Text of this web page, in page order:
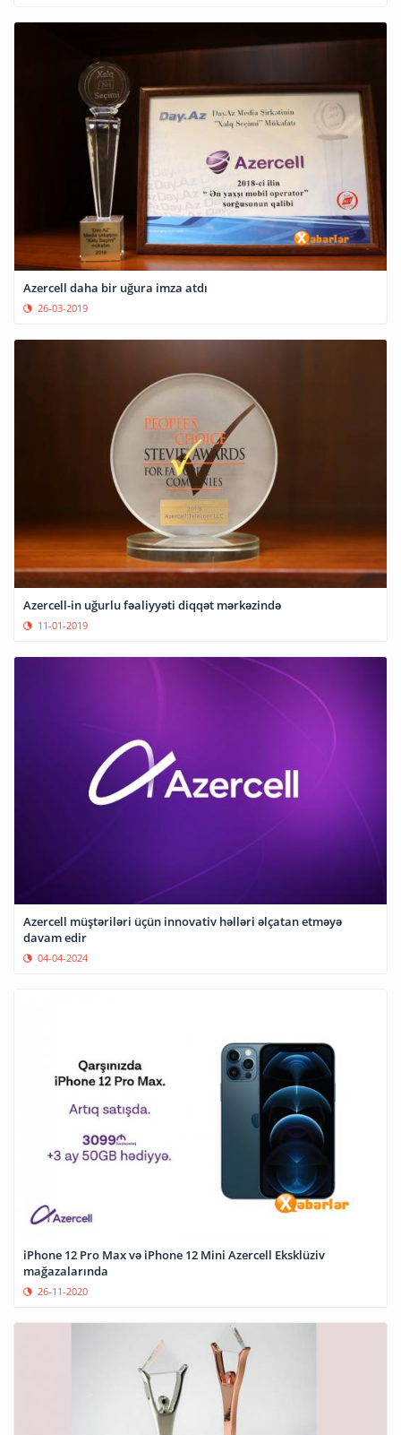
Azercell daha bir uğura imza atdı
26-03-2019
Azercell-in uğurlu fəaliyyəti diqqət mərkəzində
11-01-2019
Azercell müştəriləri üçün innovativ həlləri əlçatan etməyə
davam edir
04-04-2024
iPhone 12 Pro Max və iPhone 12 Mini Azercell Eksklüziv
mağazalarında
26-11-2020